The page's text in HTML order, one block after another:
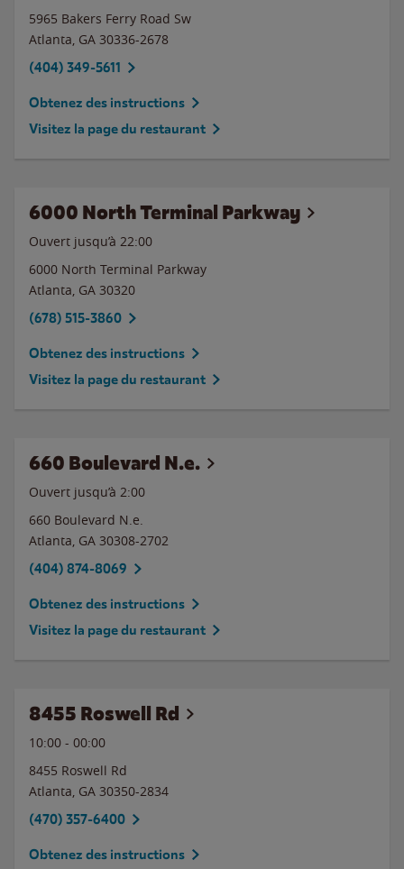
5965 Bakers Ferry Road Sw
Atlanta, GA 30336-2678
(404) 349-5611
Obtenez des instructions
Visitez la page du restaurant
6000 North Terminal Parkway
Ouvert jusqu’à 22:00
6000 North Terminal Parkway
Atlanta, GA 30320
(678) 515-3860
Obtenez des instructions
Visitez la page du restaurant
660 Boulevard N.e.
Ouvert jusqu’à 2:00
660 Boulevard N.e.
Atlanta, GA 30308-2702
(404) 874-8069
Obtenez des instructions
Visitez la page du restaurant
8455 Roswell Rd
10:00 - 00:00
8455 Roswell Rd
Atlanta, GA 30350-2834
(470) 357-6400
Obtenez des instructions